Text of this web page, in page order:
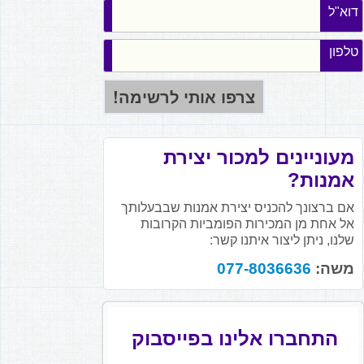
דוא"ל
טלפון
מעוניינים למכור יצירת
אמנות?
אם ברצונך להכניס יצירת אמנות שבבעלותך
אל אחת מן המכירות הפומביות הקרובות
שלנו, ניתן ליצור איתנו קשר:
משה: 077-8036636
התחברו אלינו בפייסבוק